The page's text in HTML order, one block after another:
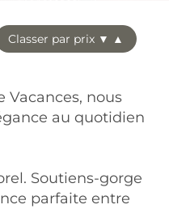
Classer par prix ▼ ▲
Vacances, nous
au quotidien
Soutiens-gorge
parfaite entre